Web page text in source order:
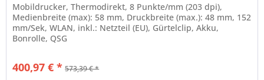
Mobildrucker, Thermodirekt, 8 Punkte/mm (203 dpi),
Medienbreite (max): 58 mm, Druckbreite (max.): 48 mm, 152
mm/Sek, WLAN, inkl.: Netzteil (EU), Gürtelclip, Akku,
Bonrolle, QSG
400,97 € * 573,39 € *